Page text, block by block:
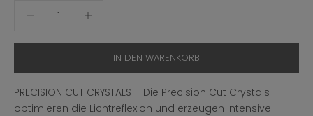
IN DEN WARENKORB
PRECISION CUT CRYSTALS – Die Precision Cut Crystals
optimieren die Lichtreflexion und erzeugen intensive